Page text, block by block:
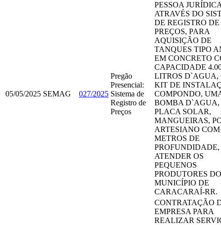
05/05/2025 SEMAG 027/2025
Pregão
Presencial:
Sistema de
Registro de
Preços
PESSOA
ATRAVÉS DO
DE REGISTRO DE
PREÇOS, PARA
AQUISIÇÃO DE
TANQUES TIPO
EM CONCRETO
CAPACIDADE
LITROS D`AGUA,
KIT DE
COMPONDO,
BOMBA D`AGUA,
PLACA SOLAR,
MANGUEIRAS,
ARTESIANO COM
METROS DE
PROFUNDIDADE,
ATENDER OS
PEQUENOS
PRODUTORES DO
MUNICÍPIO DE
CARACARAÍ-RR.
CONTRATAÇÃO
EMPRESA PARA
REALIZAR